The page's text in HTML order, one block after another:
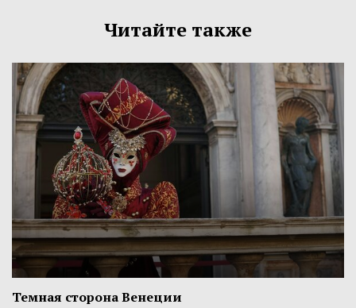
Читайте также
Темная сторона Венеции